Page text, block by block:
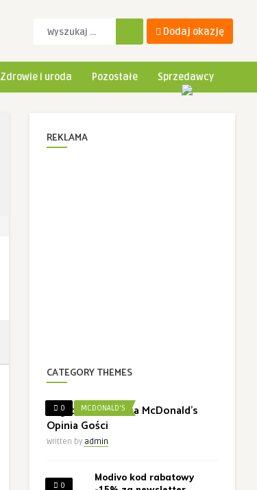
Dodaj okazję
Zdrowie i uroda Pozostałe Sprzedawcy
REKLAMA
CATEGORY THEMES
0 MCDONALD'S
Nagroda w Ankieta McDonald’s
Opinia Gości
Written by admin
0
Modivo kod rabatowy